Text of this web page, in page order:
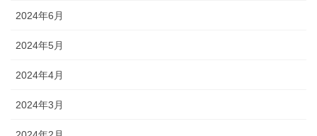
2024年6月
2024年5月
2024年4月
2024年3月